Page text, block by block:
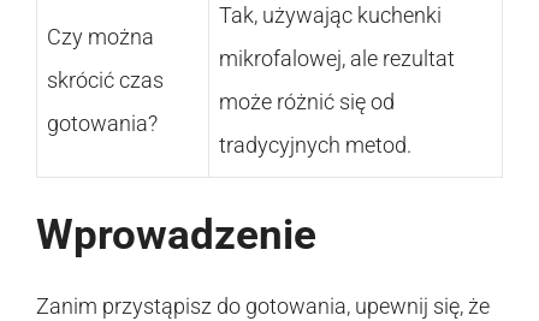
Czy można
skrócić czas
gotowania?
Tak, używając kuchenki
mikrofalowej, ale rezultat
może różnić się od
tradycyjnych metod.
Wprowadzenie
Zanim przystąpisz do gotowania, upewnij się, że